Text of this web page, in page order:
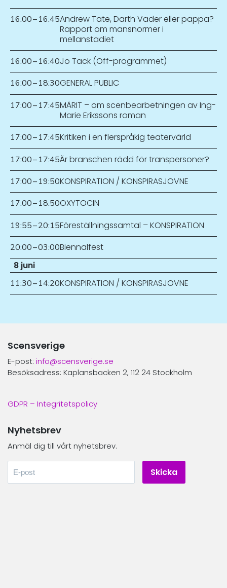
16:00–16:45Andrew Tate, Darth Vader eller pappa?
Rapport om mansnormer i
mellanstadiet
16:00–16:40Jo Tack (Off-programmet)
16:00–18:30GENERAL PUBLIC
17:00–17:45MÄRIT – om scenbearbetningen av Ing-
Marie Erikssons roman
17:00–17:45Kritiken i en flerspråkig teatervärld
17:00–17:45Är branschen rädd för transpersoner?
17:00–19:50KONSPIRATION / KONSPIRASJOVNE
17:00–18:50OXYTOCIN
19:55–20:15Föreställningssamtal – KONSPIRATION
20:00–03:00Biennalfest
8 juni
11:30–14:20KONSPIRATION / KONSPIRASJOVNE
Scensverige
E-post: info@scensverige.se
Besöksadress: Kaplansbacken 2, 112 24 Stockholm
GDPR – Integritetspolicy
Nyhetsbrev
Anmäl dig till vårt nyhetsbrev.